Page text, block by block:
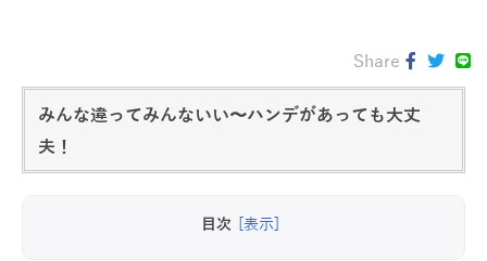
Share
みんな違ってみんないい〜ハンデがあっても大丈
夫！
目次 [表示]